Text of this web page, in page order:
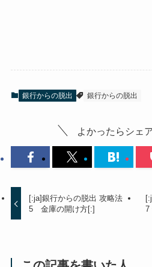
銀行からの脱出 銀行からの脱出
よかったらシェ
[:ja]銀行からの脱出 攻略法
5 金庫の開け方[:]
7